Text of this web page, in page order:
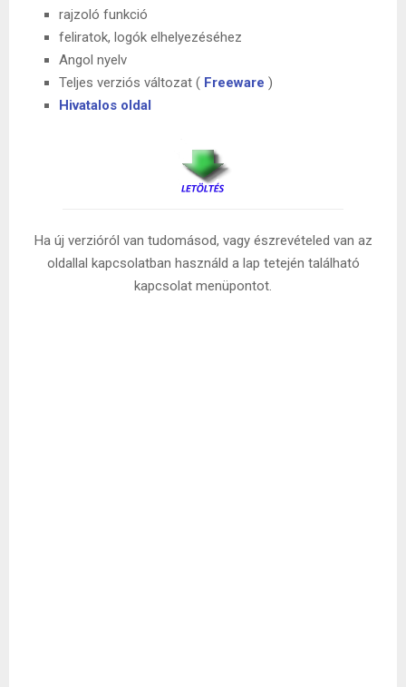
rajzoló funkció
feliratok, logók elhelyezéséhez
Angol nyelv
Teljes verziós változat ( Freeware )
Hivatalos oldal
Ha új verzióról van tudomásod, vagy észrevételed van az
oldallal kapcsolatban használd a lap tetején található
kapcsolat menüpontot.